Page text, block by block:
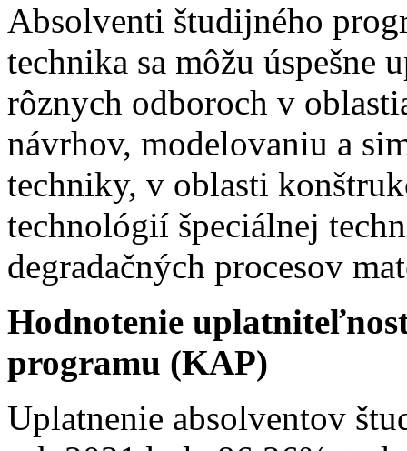
Absolventi študijného
technika sa môžu
rôznych odboroch v
návrhov, modelovaniu a
techniky, v oblasti
technológií špeciálnej
degradačných procesov
Hodnotenie
programu (KAP)
Uplatnenie absolventov